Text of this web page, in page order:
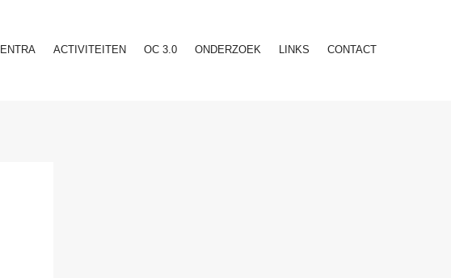
ACTIVITEITEN OC 3.0 ONDERZOEK LINKS CONTACT